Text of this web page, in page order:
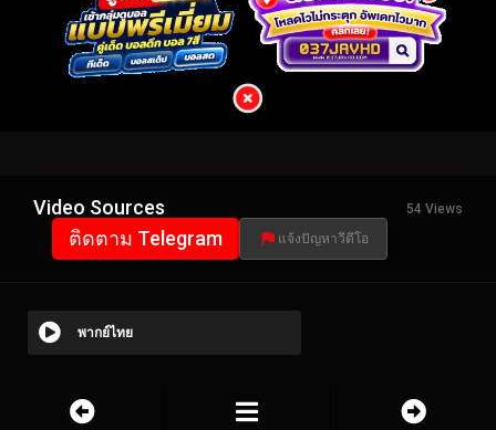
Video Sources 54 Views
ติดตาม Telegram แจ้งปัญหาวีดีโอ
พากย์ไทย